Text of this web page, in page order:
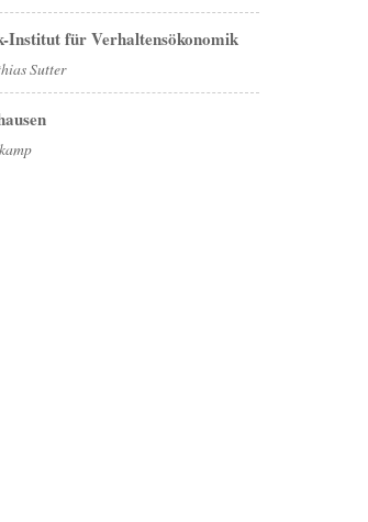
Institut für Verhaltensökonomik
Sutter